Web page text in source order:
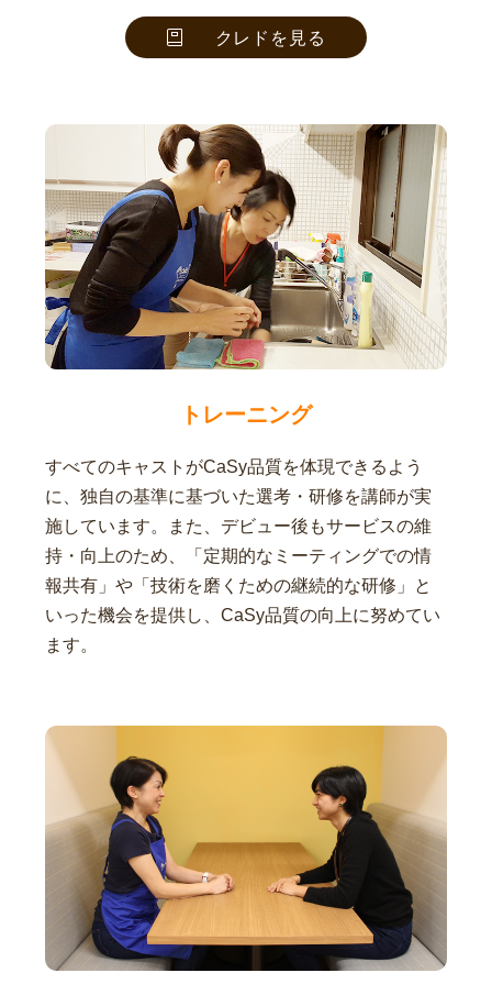
クレドを見る
トレーニング
すべてのキャストがCaSy品質を体現できるよう
に、独自の基準に基づいた選考・研修を講師が実
施しています。また、デビュー後もサービスの維
持・向上のため、「定期的なミーティングでの情
報共有」や「技術を磨くための継続的な研修」と
いった機会を提供し、CaSy品質の向上に努めてい
ます。